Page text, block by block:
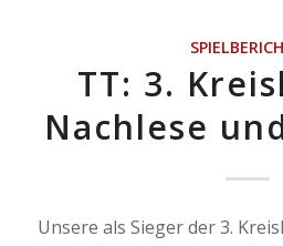
TT: 3.
Nachlese
Unsere als Sieger der 3.